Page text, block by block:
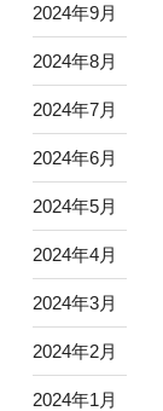
2024年9月
2024年8月
2024年7月
2024年6月
2024年5月
2024年4月
2024年3月
2024年2月
2024年1月